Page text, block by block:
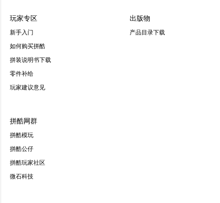
玩家专区
新手入门
如何购买拼酷
拼装说明书下载
零件补给
玩家建议意见
出版物
产品目录下载
拼酷网群
拼酷模玩
拼酷公仔
拼酷玩家社区
微石科技